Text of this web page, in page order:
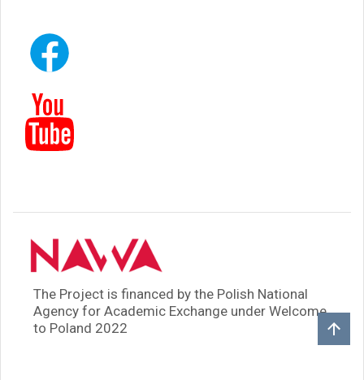
The Project is financed by the Polish National
Agency for Academic Exchange under Welcome
to Poland 2022